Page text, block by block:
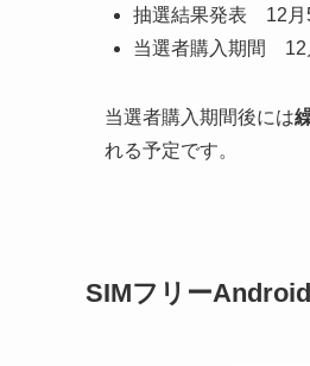
抽選結果発表 12月
当選者購入期間 12
当選者購入期間後には
れる予定です。
SIMフリー